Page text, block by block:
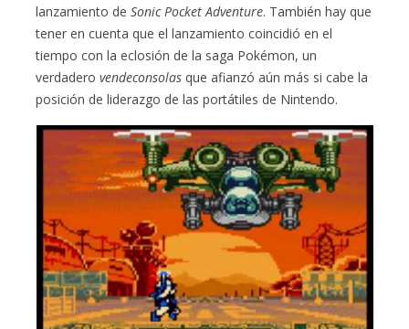
lanzamiento deSonic Pocket Adventure. También hay que
tener en cuenta que el lanzamiento coincidió en el
tiempo con la eclosión de la saga Pokémon, un
verdaderovendeconsolas que afianzó aún más si cabe la
posición de liderazgo de las portátiles de Nintendo.